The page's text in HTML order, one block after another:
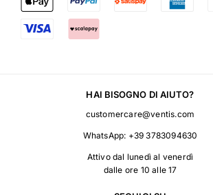
HAI BISOGNO DI AIUTO?
customercare@ventis.com
WhatsApp: +39 3783094630
Attivo dal lunedì al venerdì
dalle ore 10 alle 17